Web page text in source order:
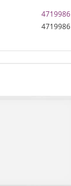
4719986
4719986